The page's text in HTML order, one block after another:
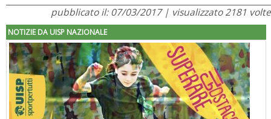
pubblicato il: 07/03/2017 | visualizzato 2181 volte
NOTIZIE DA UISP NAZIONALE